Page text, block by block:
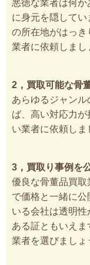
悪徳な業者は何
に身元を隠して
の所在地がはっ
業者に依頼しまし
2，買取可能な骨
あらゆるジャン
ば、高い対応力
い業者に依頼しま
3，買取り事例を
優良な骨董品買
で価格と一緒に
いる会社は透明
ある証ともいえ
業者を選びましょ